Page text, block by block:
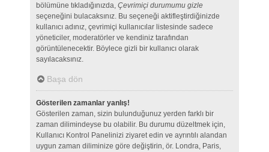
bölümüne tıkladığınızda, Çevrimiçi durumumu gizle
seçeneğini bulacaksınız. Bu seçeneği aktifleştirdiğinizde
kullanıcı adınız, çevrimiçi kullanıcılar listesinde sadece
yöneticiler, moderatörler ve kendiniz tarafından
görüntülenecektir. Böylece gizli bir kullanıcı olarak
sayılacaksınız.
Başa dön
Gösterilen zamanlar yanlış!
Gösterilen zaman, sizin bulunduğunuz yerden farklı bir
zaman dilimindeyse bu olabilir. Bu durumu düzeltmek için,
Kullanıcı Kontrol Panelinizi ziyaret edin ve ayrıntılı alandan
uygun zaman diliminize göre değiştirin, ör. Londra, Paris,